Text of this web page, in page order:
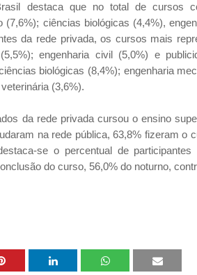
destaca que no total de cursos
(7,6%); ciências biológicas (4,4%),
da rede privada, os cursos mais
engenharia civil (5,0%) e
biológicas (8,4%); engenharia
(3,6%).
da rede privada cursou o ensino
na rede pública, 63,8% fizeram o
se o percentual de
do curso, 56,0% do noturno,